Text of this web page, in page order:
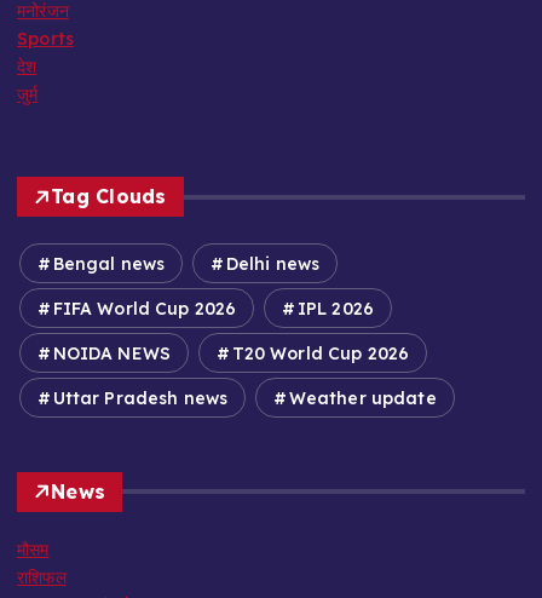
मनोरंजन
Sports
देश
जुर्म
Tag Clouds
Bengal news Delhi news
FIFA World Cup 2026 IPL 2026
NOIDA NEWS T20 World Cup 2026
Uttar Pradesh news Weather update
News
मौसम
राशिफल